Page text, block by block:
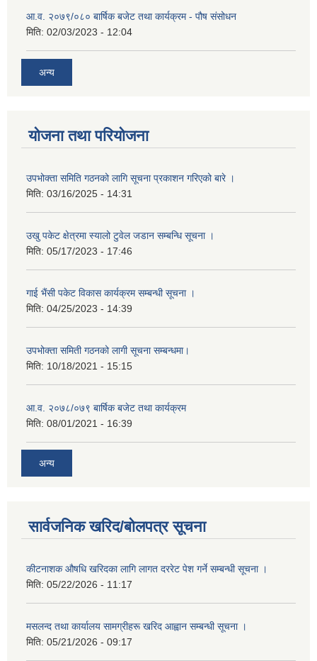
आ.व. २०७९/०८० बार्षिक बजेट तथा कार्यक्रम - पौष संसोधन
मिति: 02/03/2023 - 12:04
अन्य
योजना तथा परियोजना
उपभोक्ता समिति गठनको लागि सूचना प्रकाशन गरिएको बारे ।
मिति: 03/16/2025 - 14:31
उखु पकेट क्षेत्रमा स्यालो टुवेल जडान सम्बन्धि सूचना ।
मिति: 05/17/2023 - 17:46
गाई भैंसी पकेट विकास कार्यक्रम सम्बन्धी सूचना ।
मिति: 04/25/2023 - 14:39
उपभोक्ता समिती गठनको लागी सूचना सम्बन्धमा।
मिति: 10/18/2021 - 15:15
आ.व. २०७८/०७९ बार्षिक बजेट तथा कार्यक्रम
मिति: 08/01/2021 - 16:39
अन्य
सार्वजनिक खरिद/बोलपत्र सूचना
कीटनाशक औषधि खरिदका लागि लागत दररेट पेश गर्ने सम्बन्धी सूचना ।
मिति: 05/22/2026 - 11:17
मसलन्द तथा कार्यालय सामग्रीहरू खरिद आह्वान सम्बन्धी सूचना ।
मिति: 05/21/2026 - 09:17